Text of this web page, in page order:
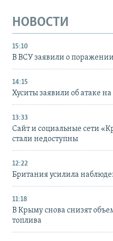
НОВОСТИ
15:10
В ВСУ заявили о
14:15
Хуситы заявили об атаке
13:33
Сайт и социальные сети
стали недоступны
12:22
Британия усилила
11:18
В Крыму снова снизят
топлива